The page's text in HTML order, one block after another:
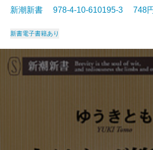
新潮新書 978-4-10-610195-3 748
新書電子書籍あり